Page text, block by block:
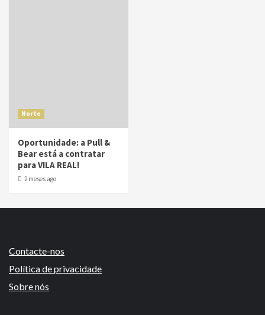
Norte
Oportunidade: a Pull &
Bear está a contratar
para VILA REAL!
2 meses ago
Contacte-nos
Política de privacidade
Sobre nós